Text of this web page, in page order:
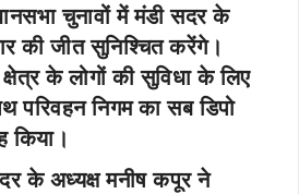
चुनावों में मंडी सदर के
की जीत सुनिश्चित करेंगे।
के लोगों की सुविधा के लिए
परिवहन निगम का सब डिपो
किया।
के अध्यक्ष मनीष कपूर ने